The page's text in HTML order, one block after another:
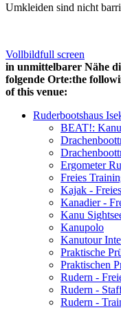
Umkleiden sind nicht
Vollbildfull screen
in unmittelbarer Nähe
folgende Orte:the
of this venue:
Ruderbootshaus
BEAT!:
Ergometer
Freies
Kajak -
Kanadier -
Kanu
Kanupolo
Kanutour
Praktische
Praktischen
Rudern -
Rudern -
Rudern -